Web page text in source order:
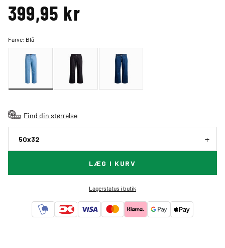
399,95 kr
Farve: Blå
Find din størrelse
50x32
LÆG I KURV
Lagerstatus i butik